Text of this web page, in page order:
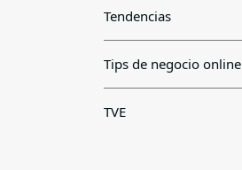
Tendencias
Tips de negocio online
TVE